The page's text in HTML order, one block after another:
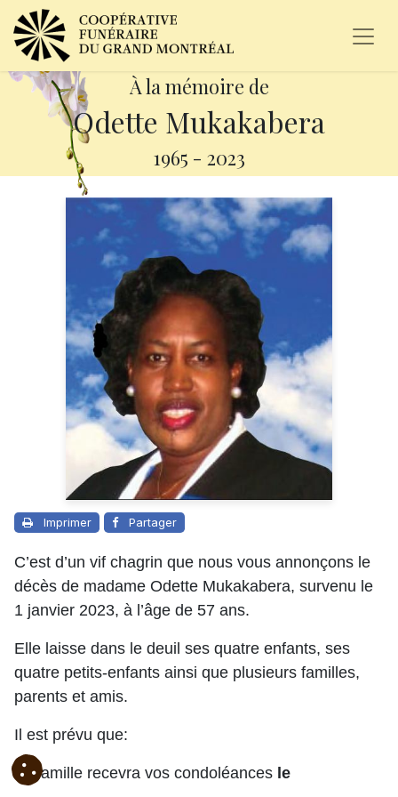
À la mémoire de
Odette Mukakabera
1965 - 2023
Imprimer Partager
C’est d’un vif chagrin que nous vous annonçons le
décès de madame Odette Mukakabera, survenu le
1 janvier 2023, à l’âge de 57 ans.
Elle laisse dans le deuil ses quatre enfants, ses
quatre petits-enfants ainsi que plusieurs familles,
parents et amis.
Il est prévu que:
La famille recevra vos condoléances le